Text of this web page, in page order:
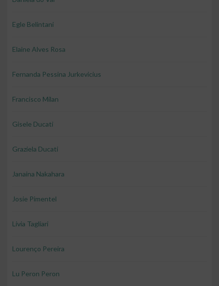
Egle Belintani
Elaine Alves Rosa
Fernanda Pessina Jurkevicius
Francisco Milan
Gisele Ducati
Graziela Ducati
Janaina Nakahara
Josie Pimentel
Livia Tagliari
Lourenço Pereira
Lu Peron Peron